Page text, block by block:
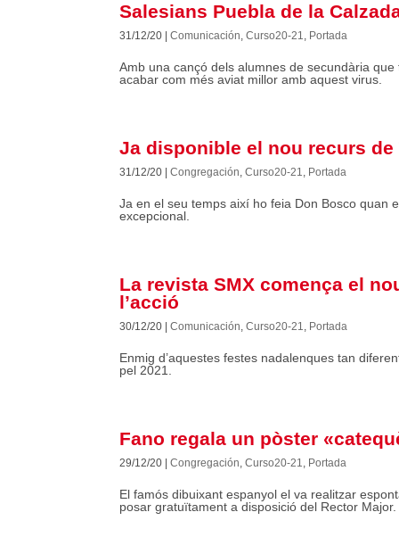
Salesians Puebla de la
31/12/20 |Comunicación,Curso20-21, Portada
Amb una cançó dels alumnes de secundària
acabar com més aviat millor amb aquest virus.
Ja disponible el nou recurs
31/12/20 |Congregación,Curso20-21, Portada
Ja en el seu temps així ho feia Don Bosco quan
excepcional.
La revista SMX comença el
l’acció
30/12/20 |Comunicación,Curso20-21, Portada
Enmig d’aquestes festes nadalenques tan
pel 2021.
Fano regala un pòster
29/12/20 |Congregación,Curso20-21, Portada
El famós dibuixant espanyol el va realitzar
posar gratuïtament a disposició del Rector Major.